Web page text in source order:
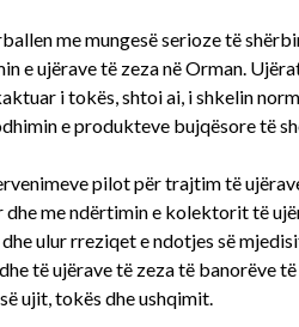
me mungesë serioze të
e ujërave të zeza në Orman.
i tokës, shtoi ai, i shkelin
e produkteve bujqësore të
pilot për trajtim të
me ndërtimin e kolektorit të
ulur rreziqet e ndotjes së
të ujërave të zeza të banorëve
ujit, tokës dhe ushqimit.